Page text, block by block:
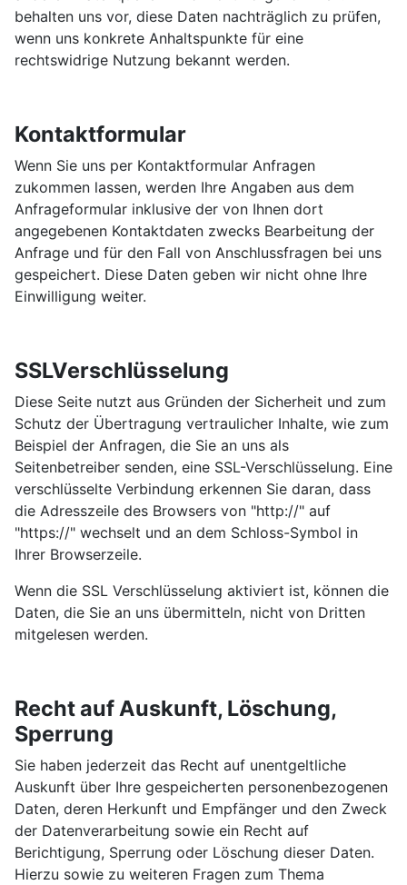
behalten uns vor, diese Daten nachträglich zu prüfen,
wenn uns konkrete Anhaltspunkte für eine
rechtswidrige Nutzung bekannt werden.
Kontaktformular
Wenn Sie uns per Kontaktformular Anfragen
zukommen lassen, werden Ihre Angaben aus dem
Anfrageformular inklusive der von Ihnen dort
angegebenen Kontaktdaten zwecks Bearbeitung der
Anfrage und für den Fall von Anschlussfragen bei uns
gespeichert. Diese Daten geben wir nicht ohne Ihre
Einwilligung weiter.
SSLVerschlüsselung
Diese Seite nutzt aus Gründen der Sicherheit und zum
Schutz der Übertragung vertraulicher Inhalte, wie zum
Beispiel der Anfragen, die Sie an uns als
Seitenbetreiber senden, eine SSL-Verschlüsselung. Eine
verschlüsselte Verbindung erkennen Sie daran, dass
die Adresszeile des Browsers von "http://" auf
"https://" wechselt und an dem Schloss-Symbol in
Ihrer Browserzeile.
Wenn die SSL Verschlüsselung aktiviert ist, können die
Daten, die Sie an uns übermitteln, nicht von Dritten
mitgelesen werden.
Recht auf Auskunft, Löschung,
Sperrung
Sie haben jederzeit das Recht auf unentgeltliche
Auskunft über Ihre gespeicherten personenbezogenen
Daten, deren Herkunft und Empfänger und den Zweck
der Datenverarbeitung sowie ein Recht auf
Berichtigung, Sperrung oder Löschung dieser Daten.
Hierzu sowie zu weiteren Fragen zum Thema